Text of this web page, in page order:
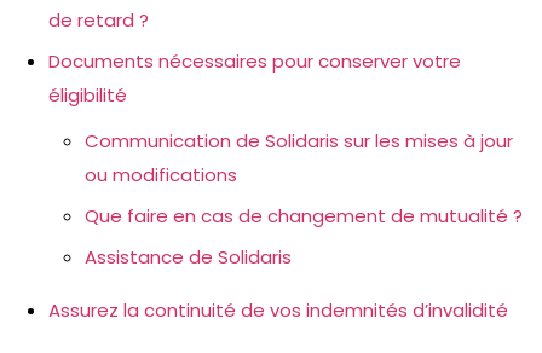
de retard ?
Documents nécessaires pour conserver votre
éligibilité
Communication de Solidaris sur les mises à jour
ou modifications
Que faire en cas de changement de mutualité ?
Assistance de Solidaris
Assurez la continuité de vos indemnités d’invalidité